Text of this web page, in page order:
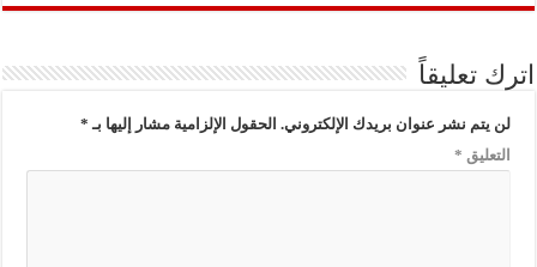
اترك تعليقاً
لن يتم نشر عنوان بريدك الإلكتروني. الحقول الإلزامية مشار إليها بـ *
التعليق *